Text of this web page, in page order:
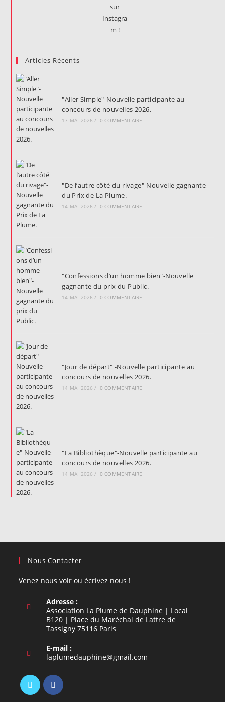
Articles Récents
"Aller Simple"-Nouvelle participante au
concours de nouvelles 2026.
17 MAI 2026 / 0 COMMENTAIRE
"De l’autre côté du rivage"-Nouvelle gagnante
du Prix de La Plume.
14 MAI 2026 / 0 COMMENTAIRE
"Confessions d’un homme bien"-Nouvelle
gagnante du prix du Public.
14 MAI 2026 / 0 COMMENTAIRE
"Jour de départ" -Nouvelle participante au
concours de nouvelles 2026.
14 MAI 2026 / 0 COMMENTAIRE
"La Bibliothèque"-Nouvelle participante au
concours de nouvelles 2026.
14 MAI 2026 / 0 COMMENTAIRE
Nous Contacter
Venez nous voir ou écrivez nous !
Adresse :
Association La Plume de Dauphine | Local
B120 | Place du Maréchal de Lattre de
Tassigny 75116 Paris
E-mail :
laplumedauphine@gmail.com